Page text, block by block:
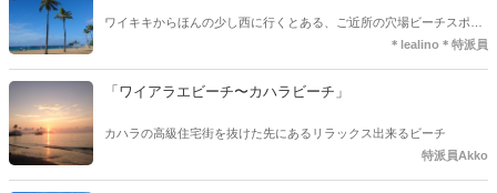
ワイキキからほんの少し西に行くとある、ご近所の穴場ビーチスポッ
＊lealino＊特派員
「ワイアラエビーチ〜カハラビーチ」
カハラの高級住宅街を抜けた先にあるリラックス出来るビーチ
特派員Akko